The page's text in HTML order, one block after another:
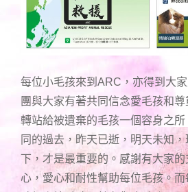
每位小毛孩來到ARC，亦得到大
團與大家有著共同信念愛毛孩和
轉站給被遺棄的毛孩一個容身之
同的過去，昨天已逝，明天未知
下，才是最重要的。感謝有大家
心，愛心和耐性幫助每位毛孩。